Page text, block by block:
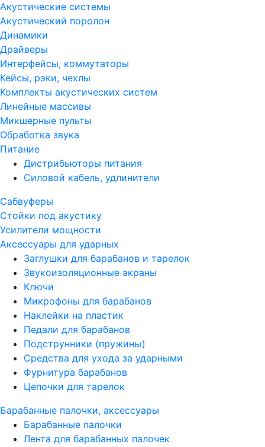
Акустические системы
Акустический поролон
Динамики
Драйверы
Интерфейсы, коммутаторы
Кейсы, рэки, чехлы
Комплекты акустических систем
Линейные массивы
Микшерные пульты
Обработка звука
Питание
Дистрибьюторы питания
Силовой кабель, удлинители
Сабвуферы
Стойки под акустику
Усилители мощности
Аксессуары для ударных
Заглушки для барабанов и тарелок
Звукоизоляционные экраны
Ключи
Микрофоны для барабанов
Наклейки на пластик
Педали для барабанов
Подструнники (пружины)
Средства для ухода за ударными
Фурнитура барабанов
Цепочки для тарелок
Барабанные палочки, аксессуары
Барабанные палочки
Лента для барабанных палочек